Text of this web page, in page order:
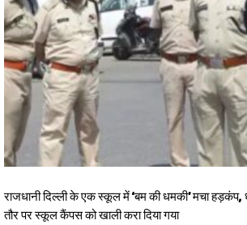
राजधानी दिल्ली के एक स्कूल में ‘बम की धमकी’ मचा हड़कंप,
तौर पर स्कूल कैंपस को खाली करा दिया गया